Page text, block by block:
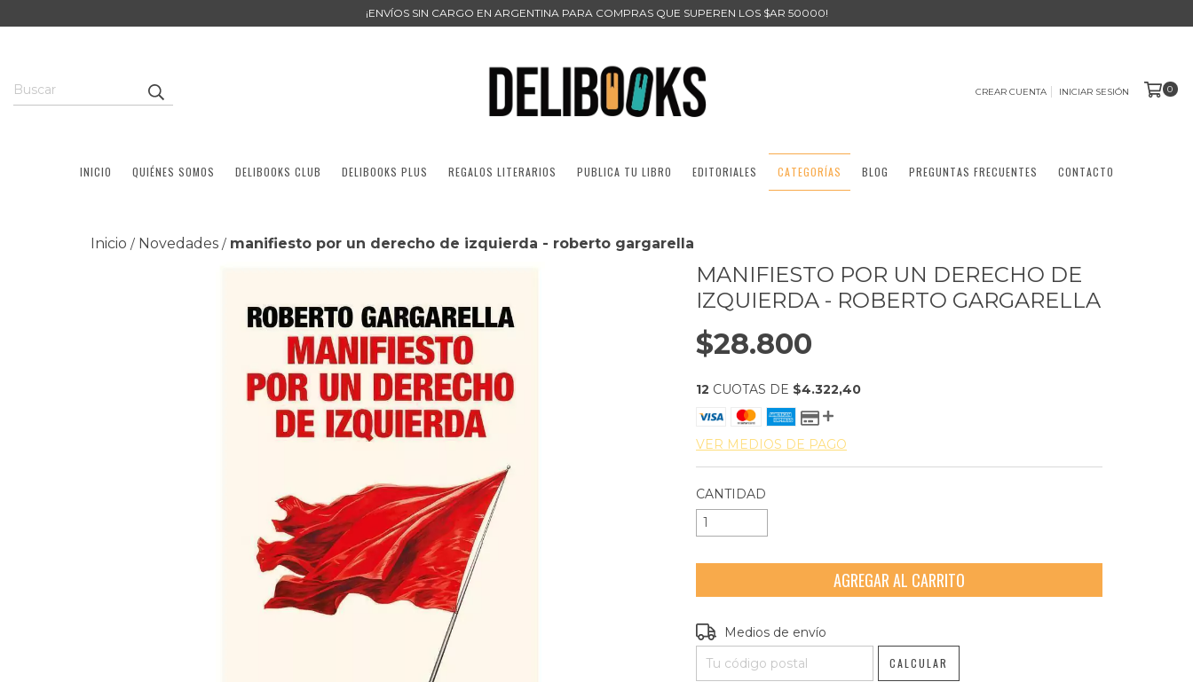
¡ENVÍOS SIN CARGO EN ARGENTINA PARA COMPRAS QUE SUPEREN LOS $AR 50000!
CREAR CUENTA INICIAR SESIÓN 0
INICIO QUIÉNES SOMOS DELIBOOKS CLUB DELIBOOKS PLUS REGALOS LITERARIOS PUBLICA TU LIBRO EDITORIALES CATEGORÍAS BLOG PREGUNTAS FRECUENTES CONTACTO
Inicio / Novedades / manifiesto por un derecho de izquierda - roberto gargarella
MANIFIESTO POR UN DERECHO DE
IZQUIERDA - ROBERTO GARGARELLA
$28.800
12 CUOTAS DE $4.322,40
VER MEDIOS DE PAGO
CANTIDAD
Entregas para el CP:
Medios de envío
CALCULAR